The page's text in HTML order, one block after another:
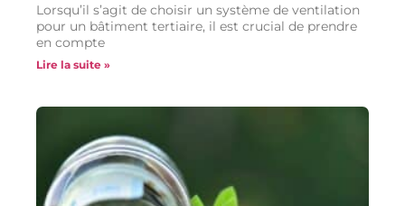
Lorsqu’il s’agit de choisir un système de ventilation
pour un bâtiment tertiaire, il est crucial de prendre
en compte
Lire la suite »